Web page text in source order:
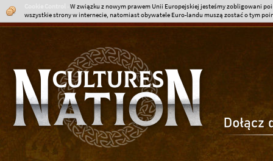
W związku z nowym prawem Unii Europejskiej jesteśmy zobligowani
wszystkie strony w internecie, natomiast obywatele Euro-landu muszą zostać o tym